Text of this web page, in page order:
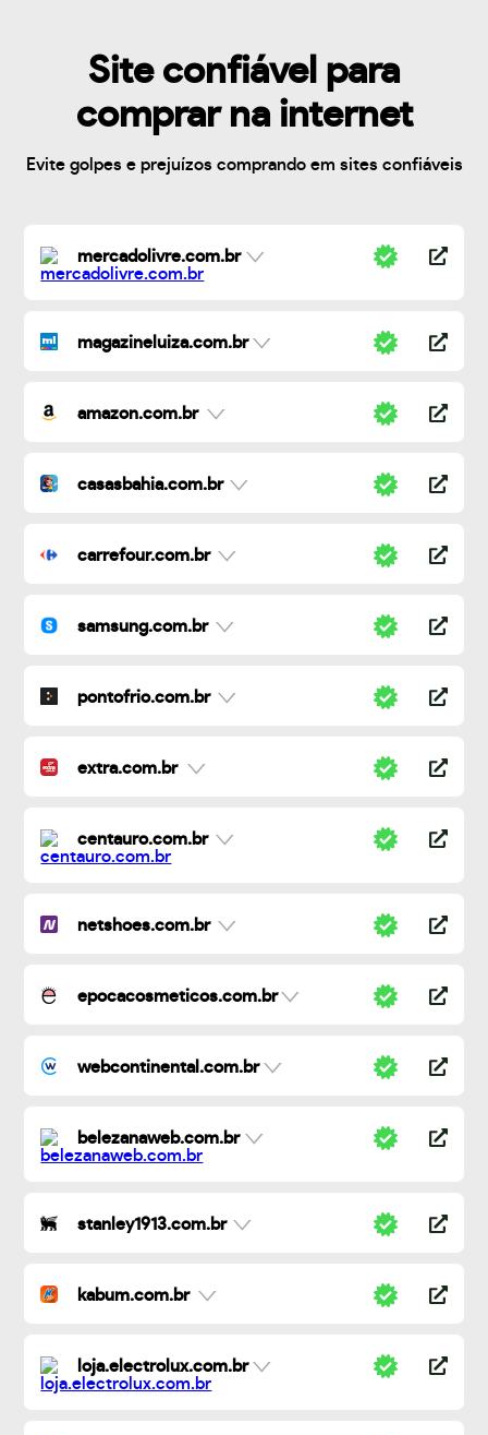
Site confiável para
comprar na internet
Evite golpes e prejuízos comprando em sites confiáveis
mercadolivre.com.br
magazineluiza.com.br
amazon.com.br
casasbahia.com.br
carrefour.com.br
samsung.com.br
pontofrio.com.br
extra.com.br
centauro.com.br
netshoes.com.br
epocacosmeticos.com.br
webcontinental.com.br
belezanaweb.com.br
stanley1913.com.br
kabum.com.br
loja.electrolux.com.br